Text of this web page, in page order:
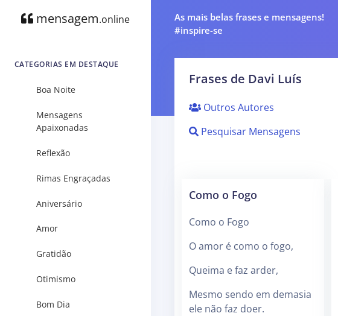
mensagem.online
CATEGORIAS EM DESTAQUE
Boa Noite
Mensagens
Apaixonadas
Reflexão
Rimas Engraçadas
Aniversário
Amor
Gratidão
Otimismo
Bom Dia
As mais belas frases e mensagens!
#inspire-se
Frases de Davi Luís
Outros Autores
Pesquisar Mensagens
Como o Fogo
Como o Fogo
O amor é como o fogo,
Queima e faz arder,
Mesmo sendo em demasia
ele não faz doer.